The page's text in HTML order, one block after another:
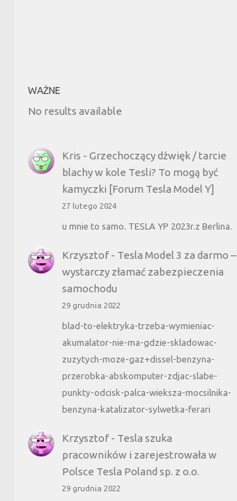
WAŻNE
No results available
Kris - Grzechoczący dźwięk / tarcie
blachy w kole Tesli? To mogą być
kamyczki [Forum Tesla Model Y]
27 lutego 2024
u mnie to samo. TESLA YP 2023r.z Berlina.
Krzysztof- Tesla Model 3 za darmo –
wystarczy złamać zabezpieczenia
samochodu
29 grudnia 2022
blad-to-elektryka-trzeba-wymieniac-
akumalator-nie-ma-gdzie-skladowac-
zuzytych-moze-gaz+dissel-benzyna-
przerobka-abskomputer-zdjac-slabe-
punkty-odcisk-palca-wieksza-mocsilnika-
benzyna-katalizator-sylwetka-ferari
Krzysztof- Tesla szuka
pracowników i zarejestrowała w
Polsce Tesla Poland sp. z o.o.
29 grudnia 2022